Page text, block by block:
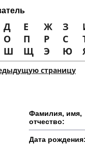
Д Е Ж З
О П Р С
Ш Щ Э Ю
страницу
Фамилия, имя,
отчество:
Дата рождения: